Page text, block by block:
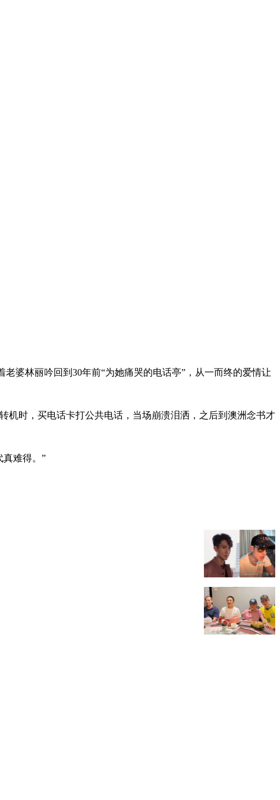
婆林丽吟回到30年前“为她痛哭的电话亭”，从一而终的爱情让
机时，买电话卡打公共电话，当场崩溃泪洒，之后到澳洲念书才
真难得。”